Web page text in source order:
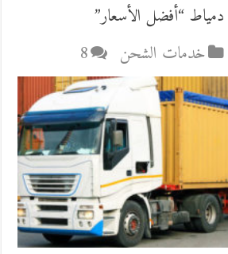
“أفضل الأسعار”
خدمات الشحن 8